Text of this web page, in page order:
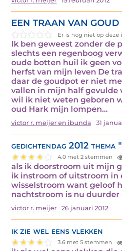
EEN TRAAN VAN GOUD
Er is nog niet op
Ik ben geweest zonder de
slechts een regenboog
oude botten huil ik geen
herfst van mijn leven De
daar de goudpot er niet
vallen in mijn half gevulde
wil ik niet weten geboren
oud Hark mijn lompen…
victor r. meijer en ibunda 31
gedichtendag 2012 thema
4.0 met 2 stemmen
als ik doorstroom uit mijn
ik instroom of uitstroom in
wisselstroom want geloof
nachtstroom is nu
victor r. meijer 26 januari 2012
ik zie wel eens vlekken
3.6 met 5 stemmen